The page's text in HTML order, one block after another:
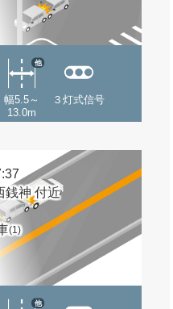
幅5.5～
13.0m
他
３灯式信号
銭神 付近
(1)
他